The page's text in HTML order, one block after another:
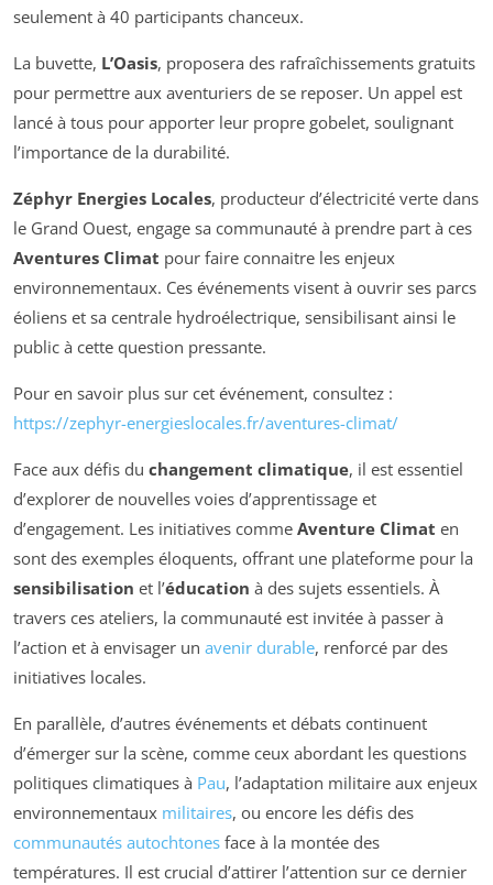
seulement à 40 participants chanceux.
La buvette, L’Oasis, proposera des rafraîchissements gratuits
pour permettre aux aventuriers de se reposer. Un appel est
lancé à tous pour apporter leur propre gobelet, soulignant
l’importance de la durabilité.
Zéphyr Energies Locales, producteur d’électricité verte dans
le Grand Ouest, engage sa communauté à prendre part à ces
Aventures Climat pour faire connaitre les enjeux
environnementaux. Ces événements visent à ouvrir ses parcs
éoliens et sa centrale hydroélectrique, sensibilisant ainsi le
public à cette question pressante.
Pour en savoir plus sur cet événement, consultez :
https://zephyr-energieslocales.fr/aventures-climat/
Face aux défis du changement climatique, il est essentiel
d’explorer de nouvelles voies d’apprentissage et
d’engagement. Les initiatives comme Aventure Climat en
sont des exemples éloquents, offrant une plateforme pour la
sensibilisation et l’éducation à des sujets essentiels. À
travers ces ateliers, la communauté est invitée à passer à
l’action et à envisager un avenir durable, renforcé par des
initiatives locales.
En parallèle, d’autres événements et débats continuent
d’émerger sur la scène, comme ceux abordant les questions
politiques climatiques à Pau, l’adaptation militaire aux enjeux
environnementaux militaires, ou encore les défis des
communautés autochtones face à la montée des
températures. Il est crucial d’attirer l’attention sur ce dernier